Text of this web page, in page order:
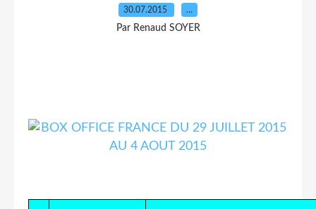
30.07.2015 …
Par Renaud SOYER